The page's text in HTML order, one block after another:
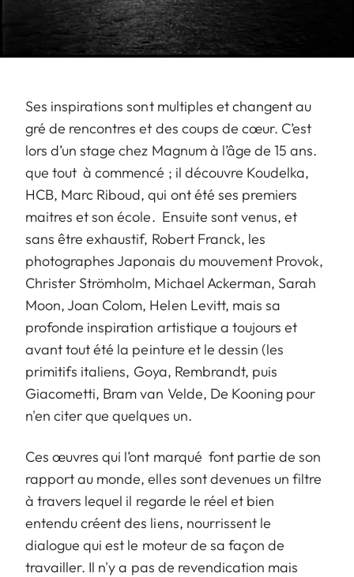
Ses inspirations sont multiples et changent au
gré de rencontres et des coups de cœur. C’est
lors d’un stage chez Magnum à l’âge de 15 ans.
que tout à commencé ; il découvre Koudelka,
HCB, Marc Riboud, qui ont été ses premiers
maitres et son école. Ensuite sont venus, et
sans être exhaustif, Robert Franck, les
photographes Japonais du mouvement Provok,
Christer Strömholm, Michael Ackerman, Sarah
Moon, Joan Colom, Helen Levitt, mais sa
profonde inspiration artistique a toujours et
avant tout été la peinture et le dessin (les
primitifs italiens, Goya, Rembrandt, puis
Giacometti, Bram van Velde, De Kooning pour
n'en citer que quelques un.
Ces œuvres qui l’ont marqué font partie de son
rapport au monde, elles sont devenues un filtre
à travers lequel il regarde le réel et bien
entendu créent des liens, nourrissent le
dialogue qui est le moteur de sa façon de
travailler. Il n'y a pas de revendication mais